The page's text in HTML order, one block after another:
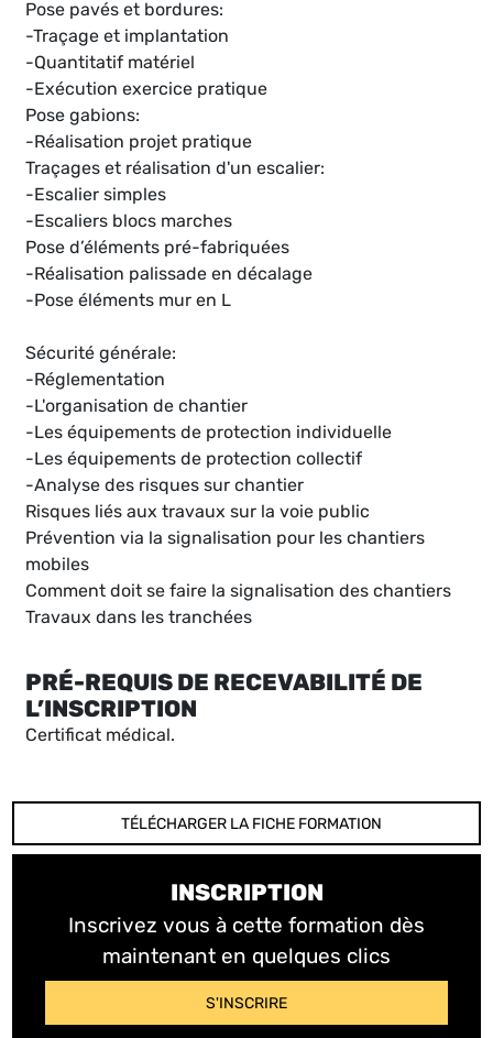
Pose pavés et bordures:
-Traçage et implantation
-Quantitatif matériel
-Exécution exercice pratique
Pose gabions:
-Réalisation projet pratique
Traçages et réalisation d'un escalier:
-Escalier simples
-Escaliers blocs marches
Pose d’éléments pré-fabriquées
-Réalisation palissade en décalage
-Pose éléments mur en L
Sécurité générale:
-Réglementation
-L'organisation de chantier
-Les équipements de protection individuelle
-Les équipements de protection collectif
-Analyse des risques sur chantier
Risques liés aux travaux sur la voie public
Prévention via la signalisation pour les chantiers
mobiles
Comment doit se faire la signalisation des chantiers
Travaux dans les tranchées
PRÉ-REQUIS DE RECEVABILITÉ DE
L’INSCRIPTION
Certificat médical.
TÉLÉCHARGER LA FICHE FORMATION
INSCRIPTION
Inscrivez vous à cette formation dès
maintenant en quelques clics
S'INSCRIRE